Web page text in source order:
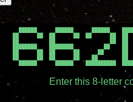
██          ██                  ██  ██
██████      ██████    ██████████
Enter this 8-letter